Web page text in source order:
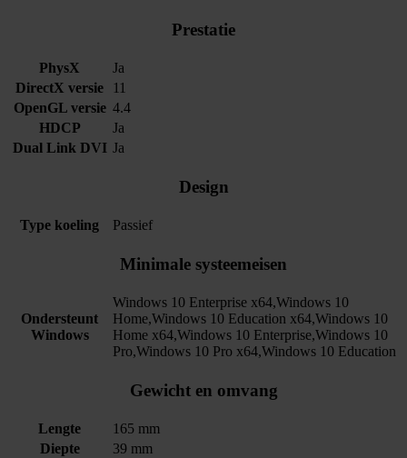
Prestatie
PhysX
Ja
DirectX versie
11
OpenGL versie 4.4
HDCP
Ja
Dual Link DVI Ja
Design
Type koeling Passief
Minimale systeemeisen
Ondersteunt
Windows
Windows 10 Enterprise x64,Windows 10
Home,Windows 10 Education x64,Windows 10
Home x64,Windows 10 Enterprise,Windows 10
Pro,Windows 10 Pro x64,Windows 10 Education
Gewicht en omvang
Lengte
165 mm
Diepte
39 mm